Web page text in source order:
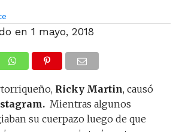
en 1 mayo, 2018
Ricky Martin, causó
Mientras algunos
su cuerpazo luego de que